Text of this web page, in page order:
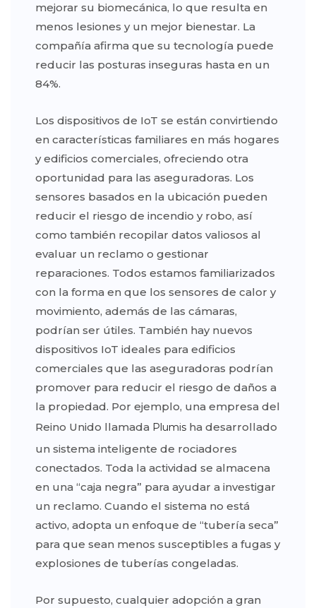
mejorar su biomecánica, lo que resulta en
menos lesiones y un mejor bienestar. La
compañía afirma que su tecnología puede
reducir las posturas inseguras hasta en un
84%.
Los dispositivos de IoT se están convirtiendo
en características familiares en más hogares
y edificios comerciales, ofreciendo otra
oportunidad para las aseguradoras. Los
sensores basados ​​en la ubicación pueden
reducir el riesgo de incendio y robo, así
como también recopilar datos valiosos al
evaluar un reclamo o gestionar
reparaciones. Todos estamos familiarizados
con la forma en que los sensores de calor y
movimiento, además de las cámaras,
podrían ser útiles. También hay nuevos
dispositivos IoT ideales para edificios
comerciales que las aseguradoras podrían
promover para reducir el riesgo de daños a
la propiedad. Por ejemplo, una empresa del
Reino Unido llamada Plumis ha desarrollado
un sistema inteligente de rociadores
conectados. Toda la actividad se almacena
en una “caja negra” para ayudar a investigar
un reclamo. Cuando el sistema no está
activo, adopta un enfoque de “tubería seca”
para que sean menos susceptibles a fugas y
explosiones de tuberías congeladas.
Por supuesto, cualquier adopción a gran